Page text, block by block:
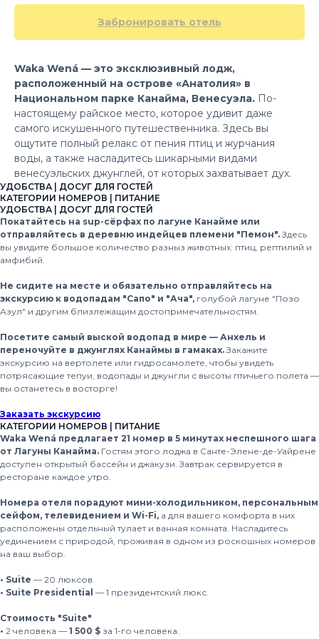
Забронировать отель
Waka Wená — это эксклюзивный лодж,
расположенный на острове «Анатолия» в
Национальном парке Канайма, Венесуэла. По-
настоящему райское место, которое удивит даже
самого искушенного путешественника. Здесь вы
ощутите полный релакс от пения птиц и журчания
воды, а также насладитесь шикарными видами
венесуэльских джунглей, от которых захватывает дух.
УДОБСТВА | ДОСУГ ДЛЯ ГОСТЕЙ
КАТЕГОРИИ НОМЕРОВ | ПИТАНИЕ
УДОБСТВА | ДОСУГ ДЛЯ ГОСТЕЙ
Покатайтесь на sup-сёрфах по лагуне Канайме или
отправляйтесь в деревню индейцев племени "Пемон".Здесь
вы увидите большое количество разныз животных: птиц, рептилий и
амфибий.
Не сидите на месте и обязательно отправляйтесь на
экскурсию к водопадам "Сапо" и "Ача", голубой лагуне "Позо
Азул" и другим близлежащим достопримечательностям.
Посетите самый выской водопад в мире — Анхель и
переночуйте в джунглях Канаймы в гамаках.Закажите
экскурсию на вертолете или гидросамолете, чтобы увидеть
потрясающие тепуи, водопады и джунгли с высоты птичьего полета —
вы останетесь в восторге!
Заказать экскурсию
КАТЕГОРИИ НОМЕРОВ | ПИТАНИЕ
Waka Wená предлагает 21 номер в 5 минутах неспешного шага
от Лагуны Канайма. Гостям этого лоджа в Санте-Элене-де-Уайрене
доступен открытый бассейн и джакузи. Завтрак сервируется в
ресторане каждое утро.
Номера отеля порадуют мини-холодильником, персональным
сейфом, телевидением и Wi-Fi, а для вашего комфорта в них
расположены отдельный тулает и ванная комната. Насладитесь
уединением с природой, проживая в одном из роскошных номеров
на ваш выбор.
• Suite — 20 люксов.
• Suite Presidential — 1 президентский люкс.
Стоимость "Suite"
• 2 человека — 1 500 $ за 1-го человека.